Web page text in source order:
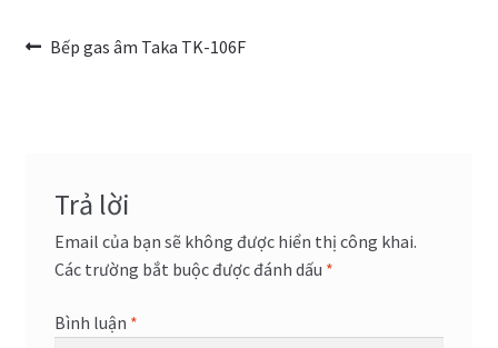
Điều
Bài
Bếp gas âm Taka TK-106F
Trả lời
Email của bạn sẽ không được hiển thị công khai.
Các trường bắt buộc được đánh dấu *
Bình luận *